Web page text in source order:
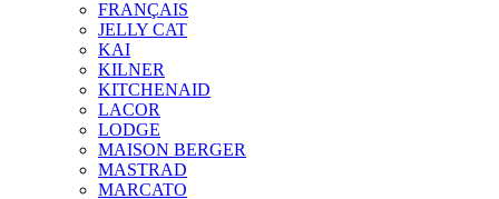
FRANÇAIS
JELLY CAT
KAI
KILNER
KITCHENAID
LACOR
LODGE
MAISON BERGER
MASTRAD
MARCATO